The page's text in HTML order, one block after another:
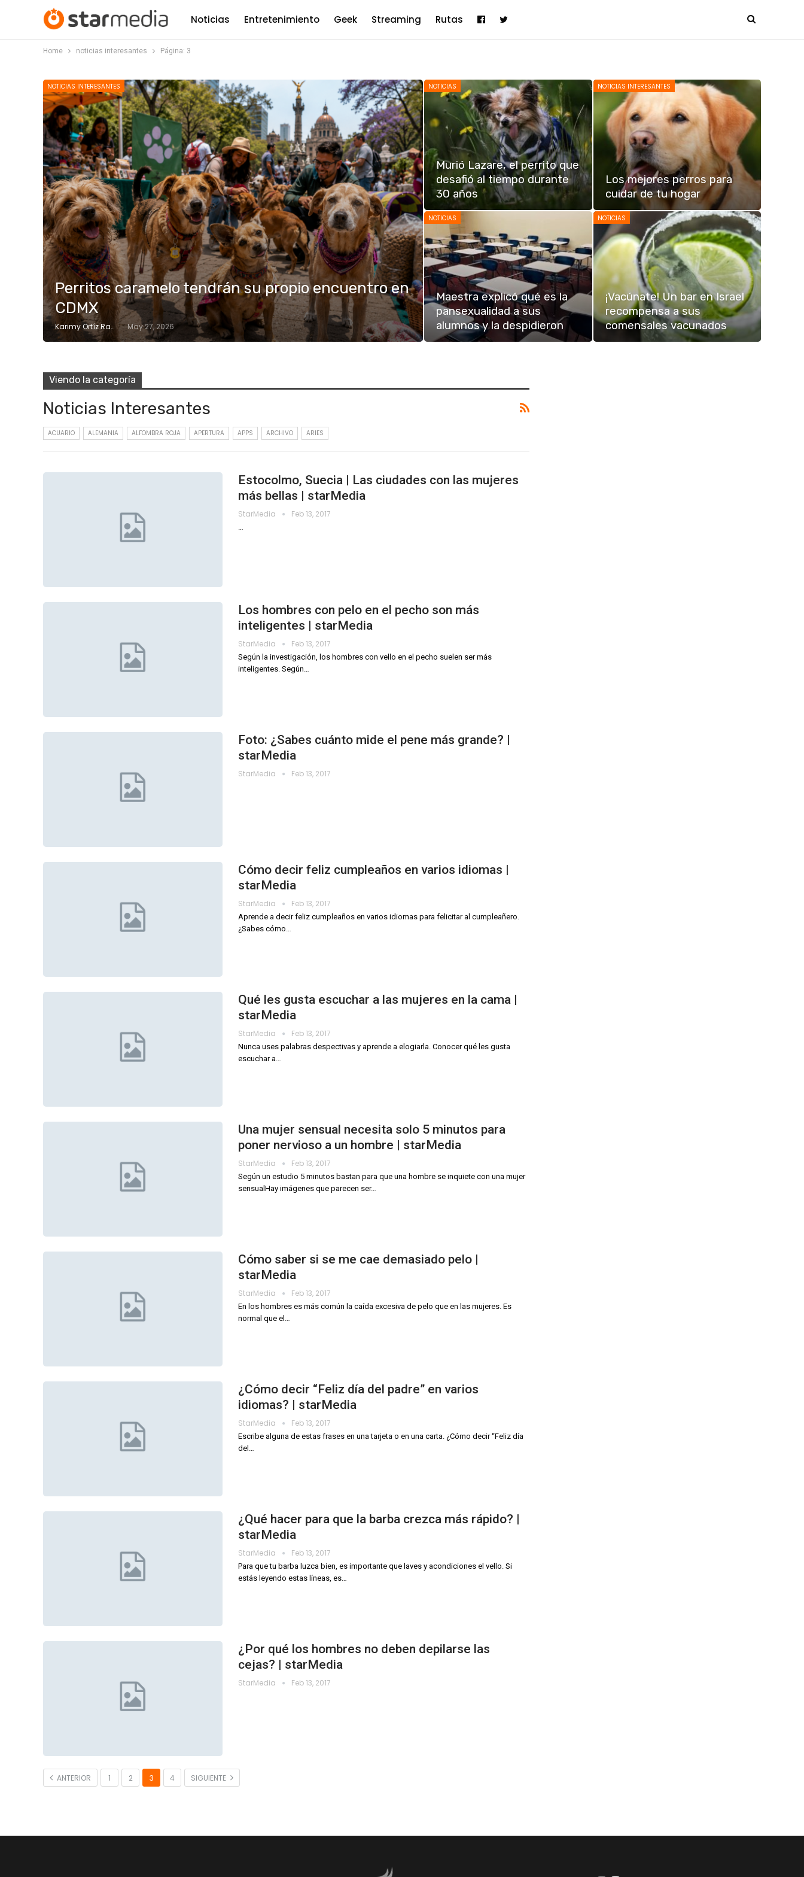
Noticias Entretenimiento Geek Streaming Rutas
Home noticias interesantes Página: 3
NOTICIAS INTERESANTES
Perritos caramelo tendrán su propio encuentro en
CDMX
Karimy Ortíz Ramos May 27, 2026
NOTICIAS
Murió Lazare, el perrito que
desafió al tiempo durante
30 años
NOTICIAS INTERESANTES
Los mejores perros para
cuidar de tu hogar
NOTICIAS
Maestra explicó qué es la
pansexualidad a sus
alumnos y la despidieron
NOTICIAS
¡Vacúnate! Un bar en Israel
recompensa a sus
comensales vacunados
Viendo la categoría
Noticias Interesantes
ACUARIO ALEMANIA ALFOMBRA ROJA APERTURA APPS ARCHIVO ARIES
Estocolmo, Suecia | Las ciudades con las mujeres
más bellas | starMedia
StarMedia Feb 13, 2017
Los hombres con pelo en el pecho son más
inteligentes | starMedia
StarMedia Feb 13, 2017
Según la investigación, los hombres con vello en el pecho suelen ser más
inteligentes. Según
Foto: ¿Sabes cuánto mide el pene más grande? |
starMedia
StarMedia Feb 13, 2017
Cómo decir feliz cumpleaños en varios idiomas |
starMedia
StarMedia Feb 13, 2017
Aprende a decir feliz cumpleaños en varios idiomas para felicitar al cumpleañero.
¿Sabes cómo
Qué les gusta escuchar a las mujeres en la cama |
starMedia
StarMedia Feb 13, 2017
Nunca uses palabras despectivas y aprende a elogiarla. Conocer qué les gusta
escuchar a…
Una mujer sensual necesita solo 5 minutos para
poner nervioso a un hombre | starMedia
StarMedia Feb 13, 2017
Según un estudio 5 minutos bastan para que una hombre se inquiete con una mujer
sensualHay imágenes que parecen ser…
Cómo saber si se me cae demasiado pelo |
starMedia
StarMedia Feb 13, 2017
En los hombres es más común la caída excesiva de pelo que en las mujeres. Es
normal que el
¿Cómo decir “Feliz día del padre” en varios
idiomas? | starMedia
StarMedia Feb 13, 2017
Escribe alguna de estas frases en una tarjeta o en una carta. ¿Cómo decir “Feliz día
del
¿Qué hacer para que la barba crezca más rápido? |
starMedia
StarMedia Feb 13, 2017
Para que tu barba luzca bien, es importante que laves y acondiciones el vello. Si
estás leyendo estas líneas, es…
¿Por qué los hombres no deben depilarse las
cejas? | starMedia
StarMedia Feb 13, 2017
ANTERIOR 1 2 3 4 SIGUIENTE